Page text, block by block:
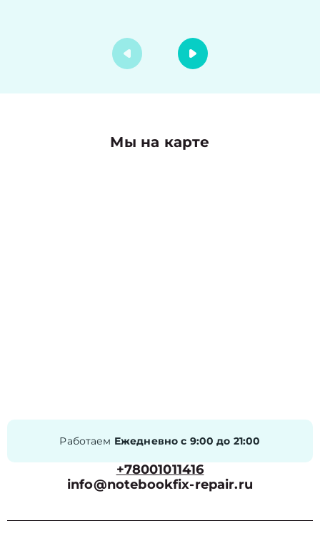
Мы на карте
Работаем Ежедневно с 9:00 до 21:00
+78001011416
info@notebookfix-repair.ru